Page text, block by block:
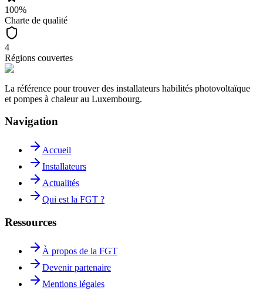
100%
Charte de qualité
4
Régions couvertes
La référence pour trouver des installateurs habilités photovoltaïque
et pompes à chaleur au Luxembourg.
Navigation
Accueil
Installateurs
Actualités
Qui est la FGT ?
Ressources
À propos de la FGT
Devenir partenaire
Mentions légales